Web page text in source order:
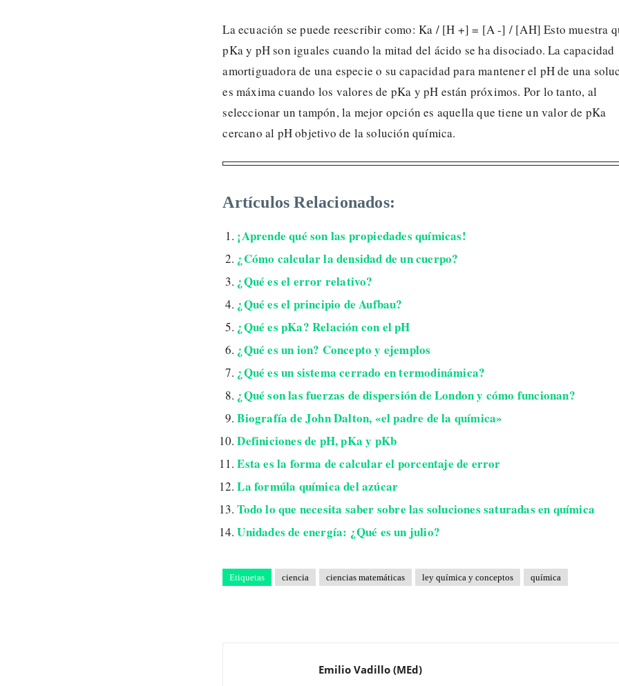
La ecuación se puede reescribir como: Ka / [H +] = [A -] / [AH] Esto muestra
pKa y pH son iguales cuando la mitad del ácido se ha disociado. La capacidad
amortiguadora de una especie o su capacidad para mantener el pH de una
es máxima cuando los valores de pKa y pH están próximos. Por lo tanto, al
seleccionar un tampón, la mejor opción es aquella que tiene un valor de pKa
cercano al pH objetivo de la solución química.
Artículos Relacionados:
¡Aprende qué son las propiedades químicas!
¿Cómo calcular la densidad de un cuerpo?
¿Qué es el error relativo?
¿Qué es el principio de Aufbau?
¿Qué es pKa? Relación con el pH
¿Qué es un ion? Concepto y ejemplos
¿Qué es un sistema cerrado en termodinámica?
¿Qué son las fuerzas de dispersión de London y cómo funcionan?
Biografía de John Dalton, «el padre de la química»
Definiciones de pH, pKa y pKb
Esta es la forma de calcular el porcentaje de error
La formúla química del azúcar
Todo lo que necesita saber sobre las soluciones saturadas en química
Unidades de energía: ¿Qué es un julio?
Etiquetas ciencia ciencias matemáticas ley química y conceptos química
Emilio Vadillo (MEd)